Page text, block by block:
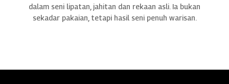
dalam seni lipatan, jahitan dan rekaan asli. Ia bukan
sekadar pakaian, tetapi hasil seni penuh warisan.